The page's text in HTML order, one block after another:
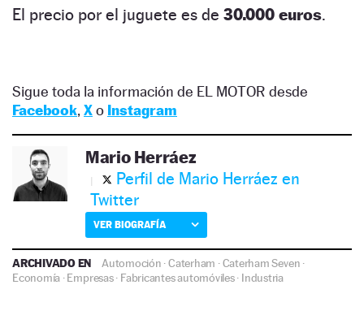
El precio por el juguete es de 30.000 euros.
Sigue toda la información de EL MOTOR desde
Facebook, Xo Instagram
Mario Herráez
Perfil de Mario Herráez en
Twitter
VER BIOGRAFÍA
ARCHIVADO EN Automoción ·Caterham ·Caterham Seven ·
Economía ·Empresas· Fabricantes automóviles· Industria